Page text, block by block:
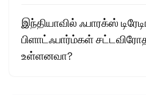
இந்தியாவில் ஃபாரக்ஸ்
பிளாட்ஃபார்ம்கள்
உள்ளனவா?